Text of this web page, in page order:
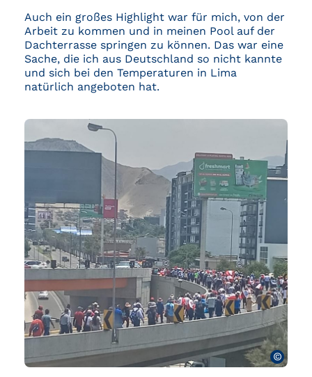
Auch ein großes Highlight war für mich, von der
Arbeit zu kommen und in meinen Pool auf der
Dachterrasse springen zu können. Das war eine
Sache, die ich aus Deutschland so nicht kannte
und sich bei den Temperaturen in Lima
natürlich angeboten hat.
©